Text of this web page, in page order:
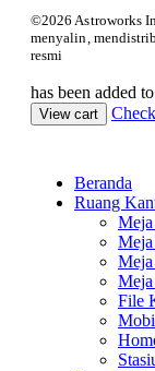
©️2026 Astroworks
menyalin,
resmi
has been added
View cart
Beranda
Ruang
Meja
File